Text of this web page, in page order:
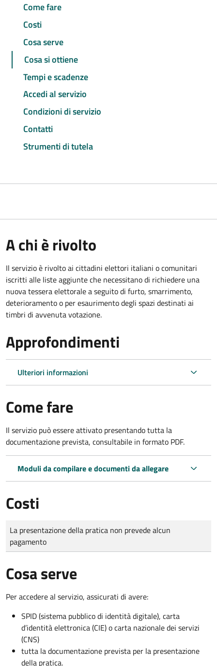
Come fare
Costi
Cosa serve
Cosa si ottiene
Tempi e scadenze
Accedi al servizio
Condizioni di servizio
Contatti
Strumenti di tutela
A chi è rivolto
Il servizio è rivolto ai cittadini elettori italiani o comunitari
iscritti alle liste aggiunte che necessitano di richiedere una
nuova tessera elettorale a seguito di furto, smarrimento,
deterioramento o per esaurimento degli spazi destinati ai
timbri di avvenuta votazione.
Approfondimenti
Ulteriori informazioni
Come fare
Il servizio può essere attivato presentando tutta la
documentazione prevista, consultabile in formato PDF.
Moduli da compilare e documenti da allegare
Costi
Tipo di pagamento
Importo
La presentazione della pratica non prevede alcun
pagamento
Cosa serve
Per accedere al servizio, assicurati di avere:
SPID (sistema pubblico di identità digitale), carta
d’identità elettronica (CIE) o carta nazionale dei servizi
(CNS)
tutta la documentazione prevista per la presentazione
della pratica.